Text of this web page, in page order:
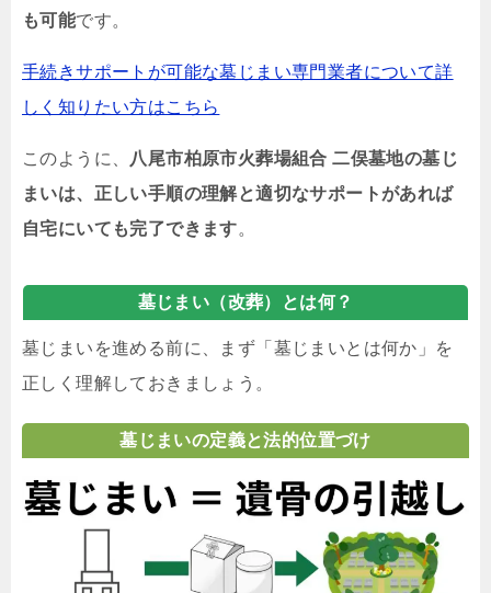
も可能です。
手続きサポートが可能な墓じまい専門業者について詳
しく知りたい方はこちら
このように、 八尾市柏原市火葬場組合 二俣墓地の墓じ
まいは、正しい手順の理解と適切なサポートがあれば
自宅にいても完了できます。
墓じまい（改葬）とは何？
墓じまいを進める前に、まず「墓じまいとは何か」を
正しく理解しておきましょう。
墓じまいの定義と法的位置づけ